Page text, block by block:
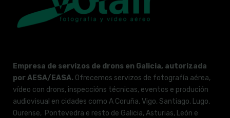
Empresa de servizos de drons en Galicia, autorizada
por AESA/EASA. Ofrecemos servizos de fotografía aérea,
vídeo con drons, inspeccións técnicas, eventos e produción
audiovisual en cidades como A Coruña, Vigo, Santiago, Lugo,
Ourense, Pontevedra e resto de Galicia, Asturias, León e